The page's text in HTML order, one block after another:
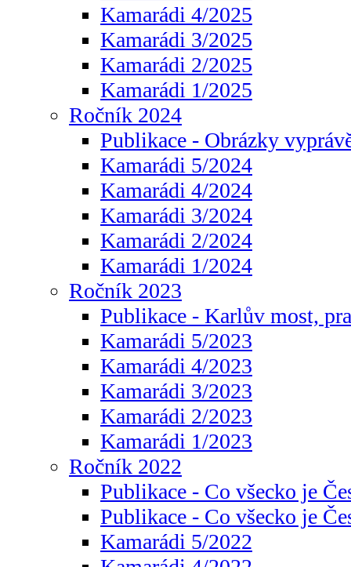
Kamarádi 4/2025
Kamarádi 3/2025
Kamarádi 2/2025
Kamarádi 1/2025
Ročník 2024
Publikace - Obrázky
Kamarádi 5/2024
Kamarádi 4/2024
Kamarádi 3/2024
Kamarádi 2/2024
Kamarádi 1/2024
Ročník 2023
Publikace - Karlův most,
Kamarádi 5/2023
Kamarádi 4/2023
Kamarádi 3/2023
Kamarádi 2/2023
Kamarádi 1/2023
Ročník 2022
Publikace - Co všecko je
Publikace - Co všecko je
Kamarádi 5/2022